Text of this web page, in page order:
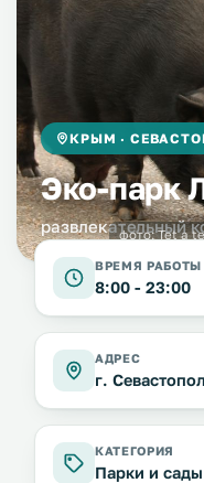
КРЫМ ·
Эко-парк
развлекательный
фото:Tet a
ВРЕМЯ РАБОТЫ
8:00 - 23:00
АДРЕС
г.
КАТЕГОРИЯ
Парки и сады